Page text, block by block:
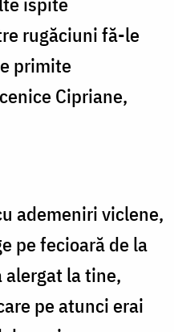
rugăciuni fă-le
primite
Cipriane,
ademeniri viclene,
pe fecioară de la
alergat la tine,
pe atunci erai